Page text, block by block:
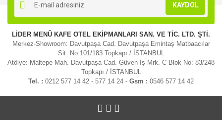
Ürün açıklamasında eksik bilgiler bulunuyor.
Ürün bilgilerinde hatalar bulunuyor.
Ürün fiyatı diğer sitelerden daha pahalı.
Bu ürüne benzer farklı alternatifler olmalı.
KAYDOL
LİDER MENÜ KAFE OTEL EKİPMANLARI SAN. VE TİC. LTD. ŞTİ.
Merkez-Showroom: Davutpaşa Cad. Davutpaşa Emintaş Matbaacılar
Sit. No:101/183 Topkapı / İSTANBUL
Atölye: Maltepe Mah. Davutpaşa Cad. Güven İş Mrk. C Blok No: 83/248
Topkapı / İSTANBUL
Tel. : 0212 577 14 42 - 577 14 24 - Gsm : 0546 577 14 42